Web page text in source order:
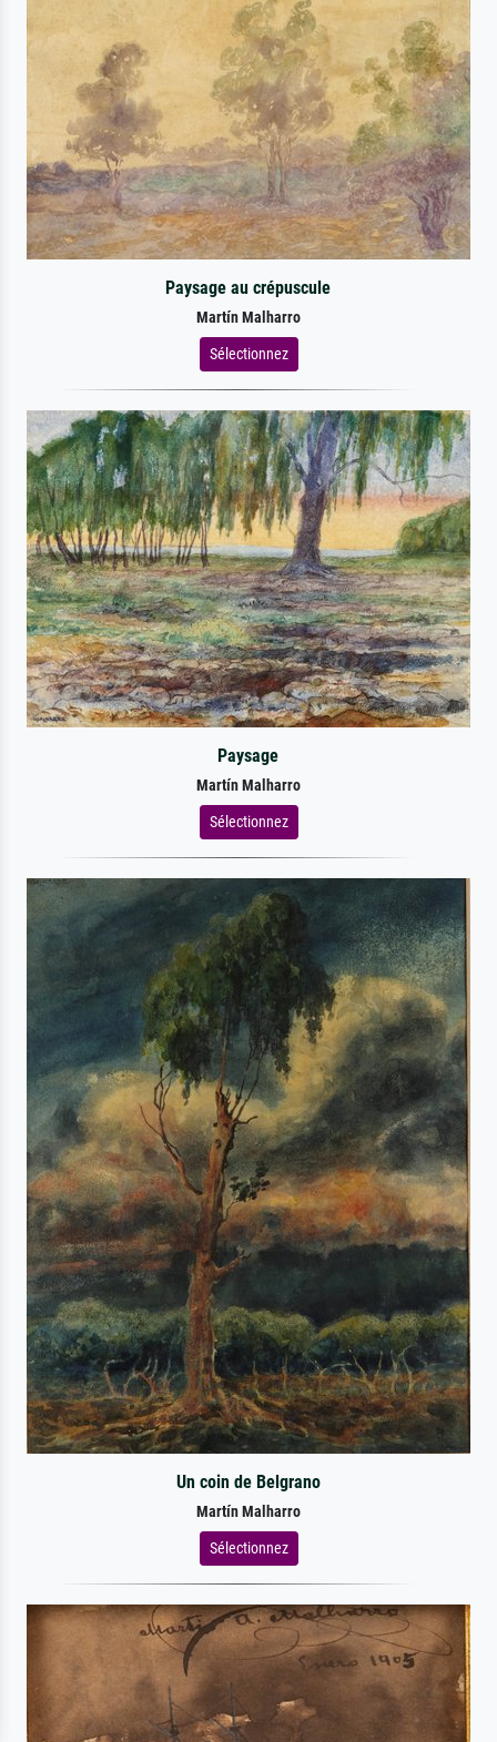
Paysage au crépuscule
Martín Malharro
Sélectionnez
Paysage
Martín Malharro
Sélectionnez
Un coin de Belgrano
Martín Malharro
Sélectionnez